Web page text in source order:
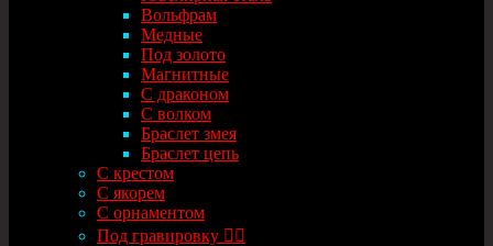
Вольфрам
Медные
Под золото
Магнитные
С драконом
С волком
Браслет змея
Браслет цепь
С крестом
С якорем
С орнаментом
Под гравировку ✍🏻